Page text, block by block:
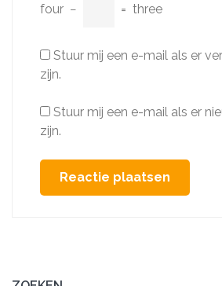
four − = three
Stuur mij een e-mail als er
zijn.
Stuur mij een e-mail als er
zijn.